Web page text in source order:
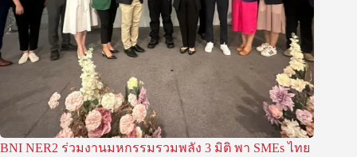
BNI NER2 ร่วมงานมหกรรมรวมพลัง 3 มิติ พา SMEs ไทย